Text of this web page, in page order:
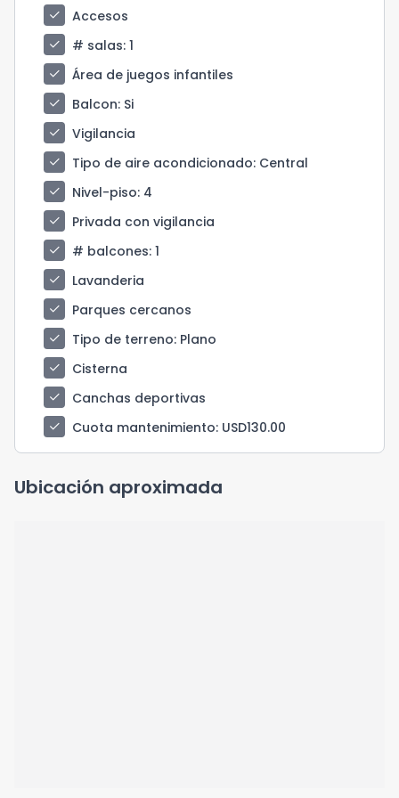
check
Accesos
check
# salas: 1
check
Área de juegos infantiles
check
Balcon: Si
check
Vigilancia
check
Tipo de aire acondicionado: Central
check
Nivel-piso: 4
check
Privada con vigilancia
check
# balcones: 1
check
Lavanderia
check
Parques cercanos
check
Tipo de terreno: Plano
check
Cisterna
check
Canchas deportivas
check
Cuota mantenimiento: USD130.00
Ubicación aproximada